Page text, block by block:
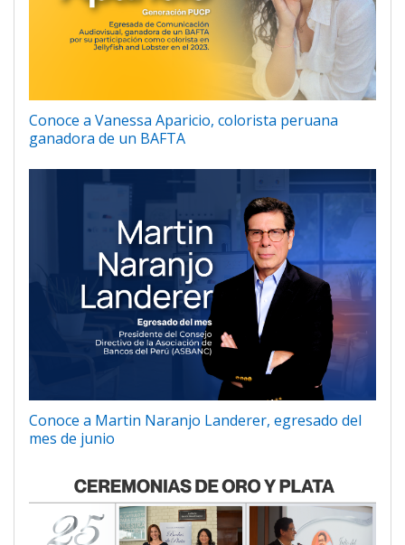
Conoce a Vanessa Aparicio, colorista peruana
ganadora de un BAFTA
Conoce a Martin Naranjo Landerer, egresado del
mes de junio